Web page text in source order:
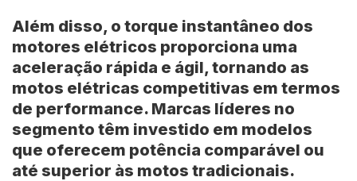
Além disso, o torque instantâneo dos
motores elétricos proporciona uma
aceleração rápida e ágil, tornando as
motos elétricas competitivas em termos
de performance. Marcas líderes no
segmento têm investido em modelos
que oferecem potência comparável ou
até superior às motos tradicionais.